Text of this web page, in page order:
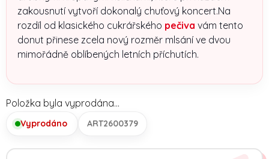
zakousnutí vytvoří dokonalý chuťový koncert.Na
rozdíl od klasického cukrářského pečiva vám tento
donut přinese zcela nový rozměr mlsání ve dvou
mimořádně oblíbených letních příchutích.
Položka byla vyprodána…
Vyprodáno ART2600379